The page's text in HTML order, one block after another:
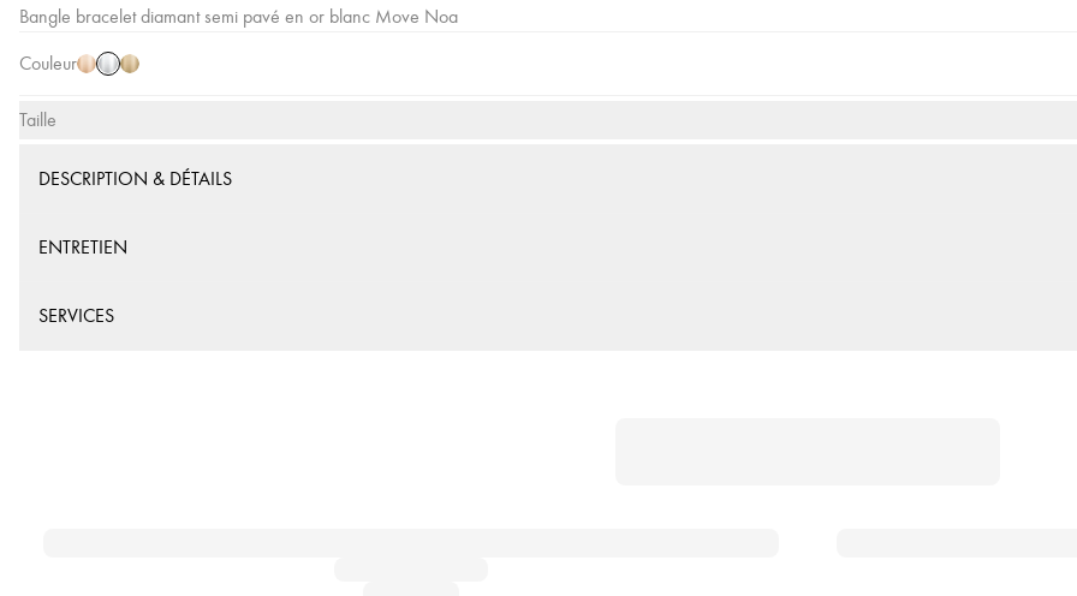
Bangle bracelet diamant semi pavé en or blanc Move Noa
Couleur
Or
Blanc
Or
Taille
DESCRIPTION & DÉTAILS
ENTRETIEN
SERVICES